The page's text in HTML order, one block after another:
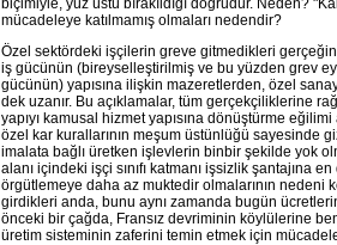
biçimiyle, yüz üstü bırakıldığı doğrudur. Neden?
mücadeleye katılmamış olmaları nedendir?
Özel sektördeki işçilerin greve gitmedikleri
iş gücünün (bireyselleştirilmiş ve bu yüzden grev
gücünün) yapısına ilişkin mazeretlerden, özel
dek uzanır. Bu açıklamalar, tüm gerçekçiliklerine
yapıyı kamusal hizmet yapısına dönüştürme
özel kar kurallarının meşum üstünlüğü sayesinde
imalata bağlı üretken işlevlerin binbir şekilde yok
alanı içindeki işçi sınıfı katmanı işsizlik şantajına
örgütlemeye daha az muktedir olmalarının nedeni
girdikleri anda, bunu aynı zamanda bugün
önceki bir çağda, Fransız devriminin köylülerine
üretim sisteminin zaferini temin etmek için